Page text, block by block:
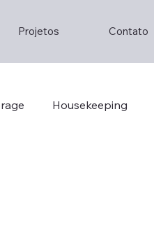
Projetos Contato
Housekeeping